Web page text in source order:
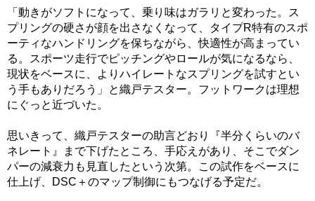
「動きがソフトになって、乗り味はガラリと変わった。ス
プリングの硬さが顔を出さなくなって、タイプR特有のスポ
ーティなハンドリングを保ちながら、快適性が高まってい
る。スポーツ走行でピッチングやロールが気になるなら、
現状をベースに、よりハイレートなスプリングを試すとい
う手もありだろう」と織戸テスター。フットワークは理想
にぐっと近づいた。
思いきって、織戸テスターの助言どおり『半分くらいのバ
ネレート』まで下げたところ、手応えがあり、そこでダン
パーの減衰力も見直したという次第。この試作をベースに
仕上げ、DSC＋のマップ制御にもつなげる予定だ。